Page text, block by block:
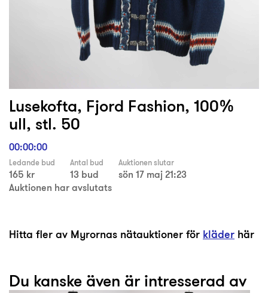
Lusekofta, Fjord Fashion, 100%
ull, stl. 50
00:00:00
Ledande bud
165 kr
Antal bud
13 bud
Auktionen slutar
sön 17 maj 21:23
Auktionen har avslutats
Hitta fler av Myrornas nätauktioner för kläder här
Du kanske även är intresserad av